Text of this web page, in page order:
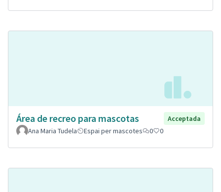
Área de recreo para mascotas
Acceptada
Ana Maria Tudela
Espai per mascotes 0 0